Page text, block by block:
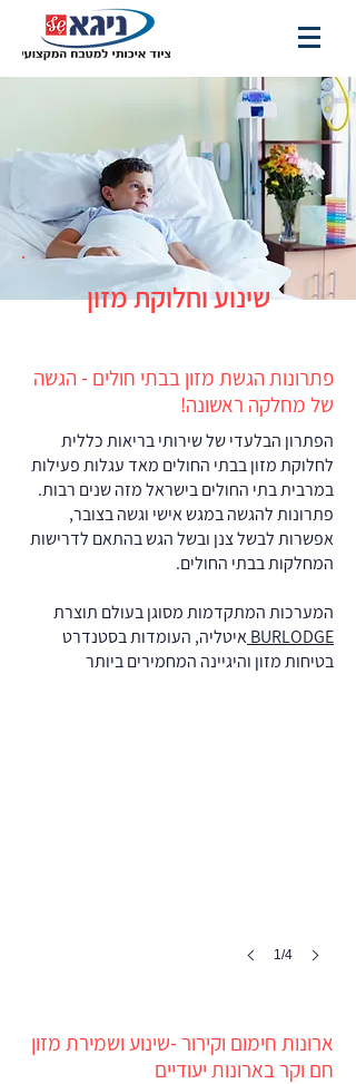
שינוע וחלוקת מזון
פתרונות הגשת מזון בבתי חולים - הגשה
של מחלקה ראשונה!
הפתרון הבלעדי של שירותי בריאות כללית
לחלוקת מזון בבתי החולים מאד עגלות פעילות
במרבית בתי החולים בישראל מזה שנים רבות.
פתרונות להגשה במגש אישי וגשה בצובר,
אפשרות לבשל צנן ובשל הגש בהתאם לדרישות
המחלקות בבתי החולים.
המערכות המתקדמות מסוגן בעולם תוצרת
BURLODGEאיטליה, העומדות בסטנדרט
בטיחות מזון והיגיינה המחמירים ביותר
1/4
ארונות חימום וקירור -שינוע ושמירת מזון
חם וקר בארונות יעודיים